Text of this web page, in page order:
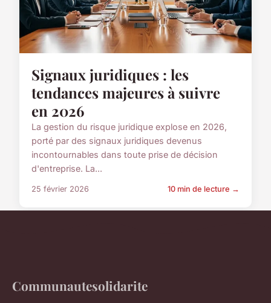
Signaux juridiques : les
tendances majeures à suivre
en 2026
La gestion du risque juridique explose en 2026,
porté par des signaux juridiques devenus
incontournables dans toute prise de décision
d'entreprise. La...
25 février 2026 10 min de lecture →
Communautesolidarite